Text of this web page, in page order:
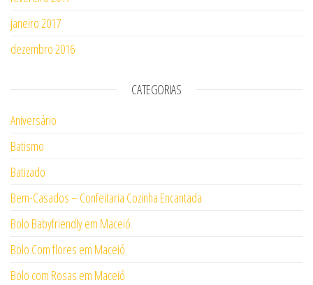
janeiro 2017
dezembro 2016
CATEGORIAS
Aniversário
Batismo
Batizado
Bem-Casados – Confeitaria Cozinha Encantada
Bolo Babyfriendly em Maceió
Bolo Com flores em Maceió
Bolo com Rosas em Maceió